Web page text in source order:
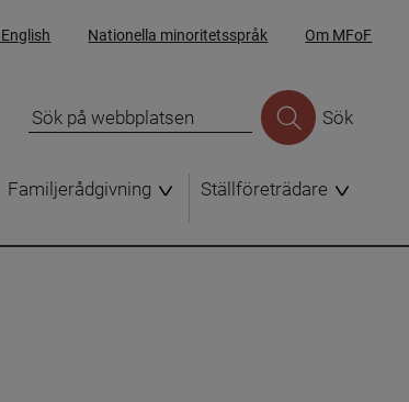
Nationella minoritetsspråk Om MFoF
Sök
Familjerådgivning Ställföreträdare